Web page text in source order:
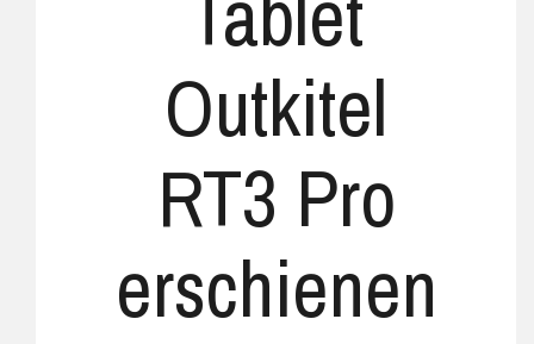
Outkitel
RT3 Pro
erschienen